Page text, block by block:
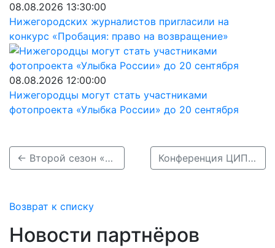
08.08.2026 13:30:00
Нижегородских журналистов пригласили на
конкурс «Пробация: право на возвращение»
08.08.2026 12:00:00
Нижегородцы могут стать участниками
фотопроекта «Улыбка России» до 20 сентября
← Второй сезон «Гастрономической Рождественской» стартует в Нижнем Новгороде 3 июня Конференция ЦИПР-2023 откроется в Нижнем Новгороде 31 мая →
Возврат к списку
Новости партнёров